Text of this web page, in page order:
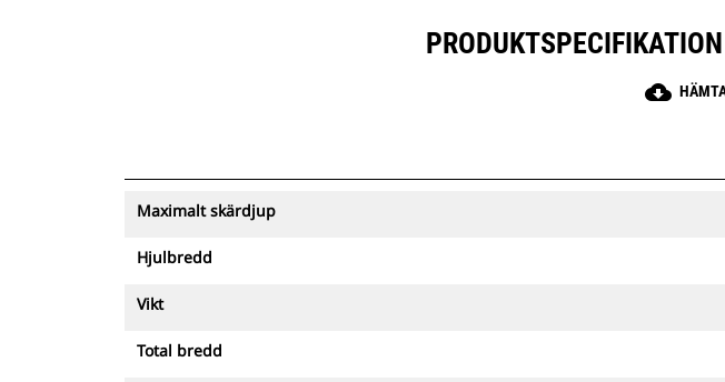
cloud_download
Maximalt skärdjup
Hjulbredd
Vikt
Total bredd